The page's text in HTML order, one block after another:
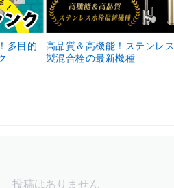
多目的
高品質＆高機能！ステンレス
製混合栓の最新機種
投稿はありません